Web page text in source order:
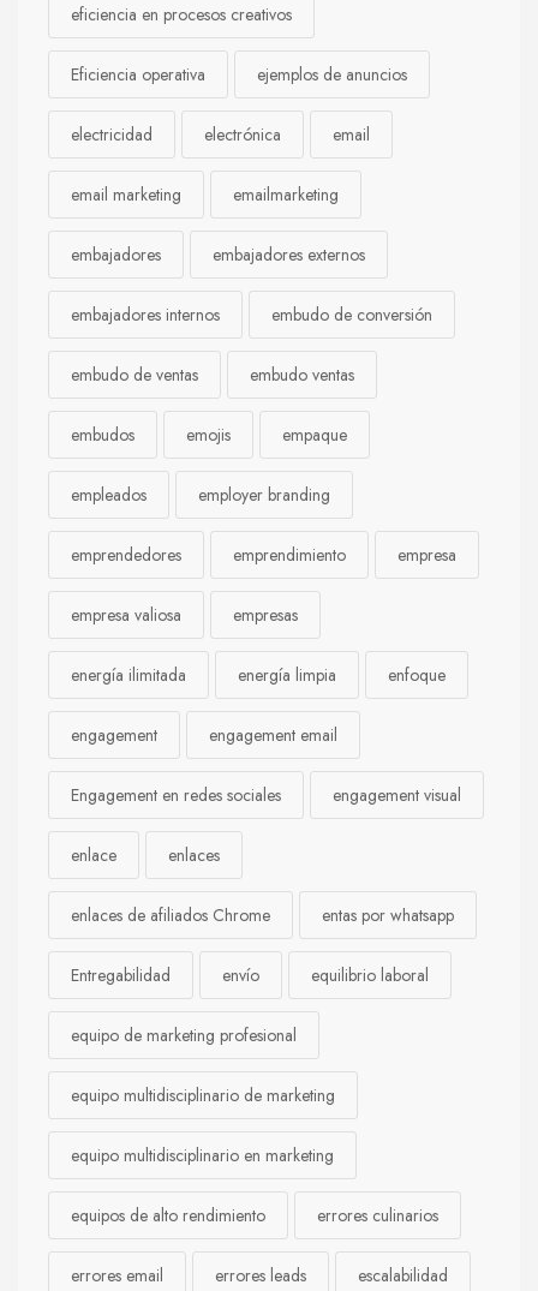
eficiencia en procesos creativos
Eficiencia operativa ejemplos de anuncios
electricidad electrónica email
email marketing emailmarketing
embajadores embajadores externos
embajadores internos embudo de conversión
embudo de ventas embudo ventas
embudos emojis empaque
empleados employer branding
emprendedores emprendimiento empresa
empresa valiosa empresas
energía ilimitada energía limpia enfoque
engagement engagement email
Engagement en redes sociales engagement visual
enlace enlaces
enlaces de afiliados Chrome entas por whatsapp
Entregabilidad envío equilibrio laboral
equipo de marketing profesional
equipo multidisciplinario de marketing
equipo multidisciplinario en marketing
equipos de alto rendimiento errores culinarios
errores email errores leads escalabilidad